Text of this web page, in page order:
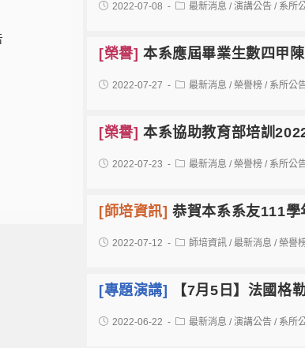
2022-07-08 最新消息 / 演講公告 / 系所
[榮譽] 本系應屆畢業生數四甲
2022-07-27 最新消息 / 榮譽榜 / 系所公
[榮譽] 本系協助教育部培訓
2022-07-23 最新消息 / 榮譽榜 / 系所公
[師培資訊]恭賀本系系友111
2022-07-12 師培資訊 / 最新消息 / 榮譽
[專題演講] 【7月5日】法國格
2022-06-22 最新消息 / 演講公告 / 系所